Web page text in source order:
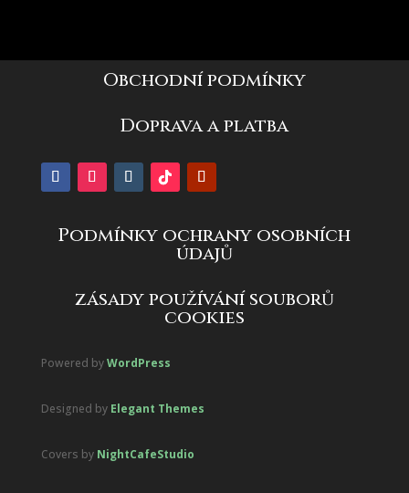
Obchodní podmínky
Doprava a platba
Podmínky ochrany osobních
údajů
zásady používání souborů
cookies
Powered byWordPress
Designed by Elegant Themes
Covers by NightCafeStudio